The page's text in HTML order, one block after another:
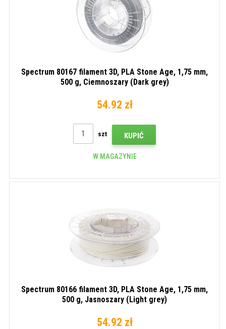
Spectrum 80167 filament 3D, PLA Stone Age, 1,75 mm,
500 g, Ciemnoszary (Dark grey)
54.92 zł
szt KUPIĆ
W MAGAZYNIE
Spectrum 80166 filament 3D, PLA Stone Age, 1,75 mm,
500 g, Jasnoszary (Light grey)
54.92 zł